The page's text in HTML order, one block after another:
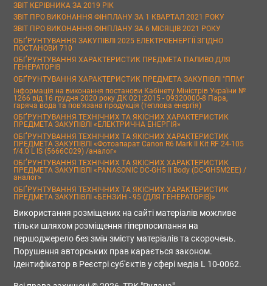
ЗВІТ КЕРІВНИКА ЗА 2019 РІК
ЗВІТ ПРО ВИКОНАННЯ ФІНПЛАНУ ЗА 1 КВАРТАЛ 2021 РОКУ
ЗВІТ ПРО ВИКОНАННЯ ФІНПЛАНУ ЗА 6 МІСЯЦІВ 2021 РОКУ
ОБҐРУНТУВАННЯ ЗАКУПІВЛІ 2025 ЕЛЕКТРОЕНЕРГІЇ ЗГІДНО
ПОСТАНОВИ 710
ОБҐРУНТУВАННЯ ХАРАКТЕРИСТИК ПРЕДМЕТА ПАЛИВО ДЛЯ
ГЕНЕРАТОРІВ
ОБҐРУНТУВАННЯ ХАРАКТЕРИСТИК ПРЕДМЕТА ЗАКУПІВЛІ "ППМ"
Інформація на виконання постанови Кабінету Міністрів України №
1266 від 16 грудня 2020 року ДК 021:2015 - 09320000-8 Пара,
гаряча вода та пов’язана продукція (теплова енергія)
ОБҐРУНТУВАННЯ ТЕХНІЧНИХ ТА ЯКІСНИХ ХАРАКТЕРИСТИК
ПРЕДМЕТА ЗАКУПІВЛІ «ЕЛЕКТРИЧНА ЕНЕРГІЯ»
ОБҐРУНТУВАННЯ ТЕХНІЧНИХ ТА ЯКІСНИХ ХАРАКТЕРИСТИК
ПРЕДМЕТА ЗАКУПІВЛІ «Фотоапарат Canon R6 Mark II Kit RF 24-105
f/4.0 L IS (5666C029) /аналог»
ОБҐРУНТУВАННЯ ТЕХНІЧНИХ ТА ЯКІСНИХ ХАРАКТЕРИСТИК
ПРЕДМЕТА ЗАКУПІВЛІ «PANASONIC DC-GH5 II Body (DC-GH5M2EE) /
аналог»
ОБҐРУНТУВАННЯ ТЕХНІЧНИХ ТА ЯКІСНИХ ХАРАКТЕРИСТИК
ПРЕДМЕТА ЗАКУПІВЛІ «БЕНЗИН - 95 (ДЛЯ ГЕНЕРАТОРІВ)»
Використання розміщених на сайті матеріалів можливе
тільки шляхом розміщення гіперпосилання на
першоджерело без змін змісту матеріалів та скорочень.
Порушення авторських прав карається законом.
Ідентифікатор в Реєстрі суб'єктів у сфері медіа L 10-0062.